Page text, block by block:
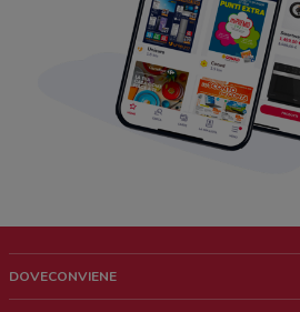
DOVECONVIENE